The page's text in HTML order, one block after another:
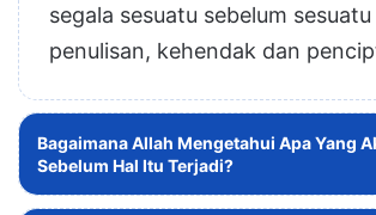
segala sesuatu sebelum
penulisan, kehendak dan
Bagaimana Allah Mengetahui Apa Yang
Sebelum Hal Itu Terjadi?